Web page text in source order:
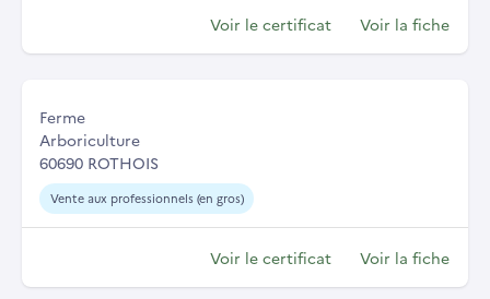
Voir le certificat Voir la fiche
Ferme
Arboriculture
60690 ROTHOIS
Vente aux professionnels (en gros)
Voir le certificat Voir la fiche